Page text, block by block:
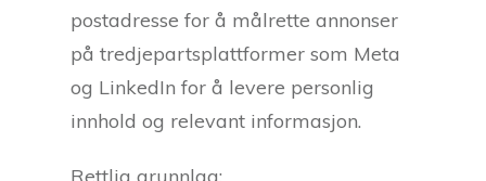
postadresse for å målrette annonser
på tredjepartsplattformer som Meta
og LinkedIn for å levere personlig
innhold og relevant informasjon.